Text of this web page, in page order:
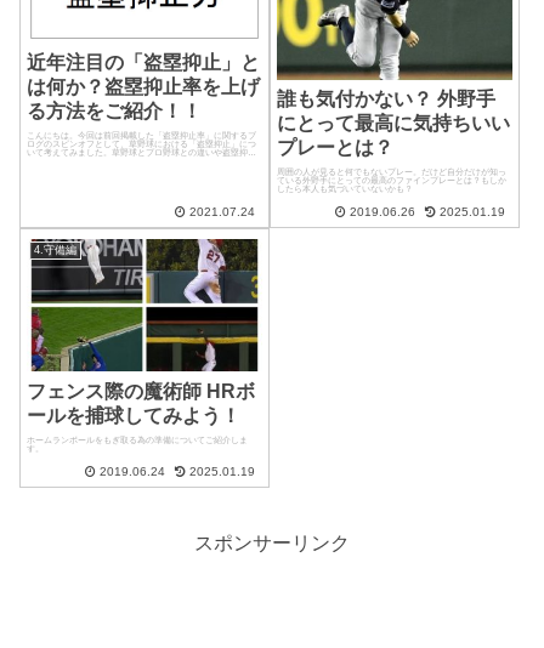
近年注目の「盗塁抑止」と
は何か？盗塁抑止率を上げ
る方法をご紹介！！
こんにちは。今回は前回掲載した「盗塁抑止率」に関するブ
ログのスピンオフとして、草野球における「盗塁抑止」につ
いて考えてみました。草野球とプロ野球との違いや盗塁抑止
2021.07.24
誰も気付かない？ 外野手
にとって最高に気持ちいい
プレーとは？
周囲の人が見ると何でもないプレー。だけど自分だけが知っ
ている外野手にとっての最高のファインプレーとは？もしか
したら本人も気づいていないかも？
2019.06.26 2025.01.19
4.守備編
フェンス際の魔術師 HRボ
ールを捕球してみよう！
ホームランボールをもぎ取る為の準備についてご紹介しま
す。
2019.06.24 2025.01.19
スポンサーリンク